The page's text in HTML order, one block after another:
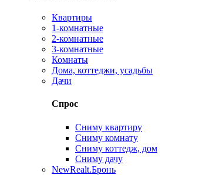
Квартиры
1-комнатные
2-комнатные
3-комнатные
Комнаты
Дома, коттеджи, усадьбы
Дачи
Спрос
Сниму квартиру
Сниму комнату
Сниму коттедж, дом
Сниму дачу
NewRealt.Бронь